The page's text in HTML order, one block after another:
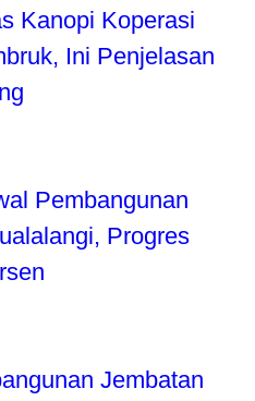
Kanopi Koperasi
Ini Penjelasan
Pembangunan
Progres
Jembatan